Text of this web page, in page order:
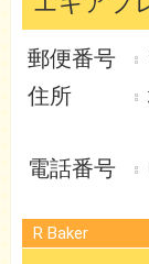
R Baker